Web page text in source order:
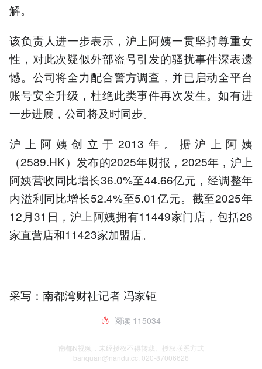
解。
该负责人进一步表示，沪上阿姨一贯坚持尊重女
性，对此次疑似外部盗号引发的骚扰事件深表遗
憾。公司将全力配合警方调查，并已启动全平台
账号安全升级，杜绝此类事件再次发生。如有进
一步进展，公司将及时同步。
沪上阿姨创立于2013年。据沪上阿姨
（2589.HK）发布的2025年财报，2025年，沪上
阿姨营收同比增长36.0%至44.66亿元，经调整年
内溢利同比增长52.4%至5.01亿元。截至2025年
12月31日，沪上阿姨拥有11449家门店，包括26
家直营店和11423家加盟店。
采写：南都湾财社记者 冯家钜
阅读 115034
南都N视频，未经授权不得转载、授权联系方式
banquan@nandu.cc. 020-87006626